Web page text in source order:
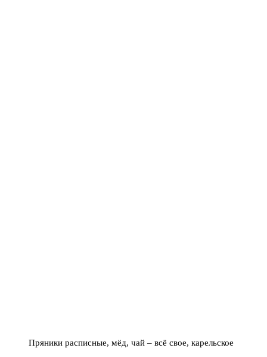
Пряники расписные, мёд, чай – всё свое, карельское